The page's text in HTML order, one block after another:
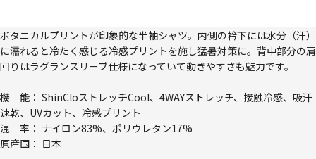
ボタニカルプリントが印象的な半袖シャツ。内側の衿下には水分（汗）
に濡れると冷たく感じる冷感プリントを施し猛暑対策に。背中部分の肩
回りはラグランスリーブ仕様になっていて動きやすさも魅力です。
機 能： ShinCloストレッチCool、4WAYストレッチ、接触冷感、吸汗
速乾、UVカット、冷感プリント
混 率： ナイロン83%、ポリウレタン17%
原産国： 日本